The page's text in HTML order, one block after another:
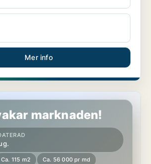
Mer info
marknaden!
Ca. 115 m2 Ca. 56 000 pr md